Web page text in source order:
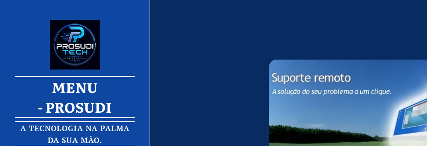
MENU
-PROSUDI
TECH
A TECNOLOGIA NA PALMA
DA SUA MÃO.